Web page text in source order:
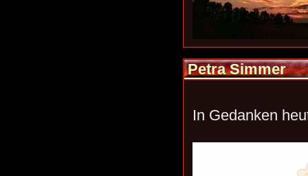
Petra Simmer
In Gedanken